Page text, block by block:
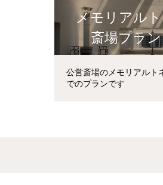
メモリアル
斎場プラン
公営斎場のメモリアルト
でのプランです